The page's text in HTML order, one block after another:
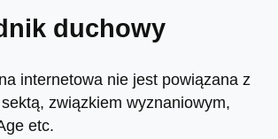
duchowy
internetowa nie jest powiązana z
związkiem wyznaniowym,
etc.